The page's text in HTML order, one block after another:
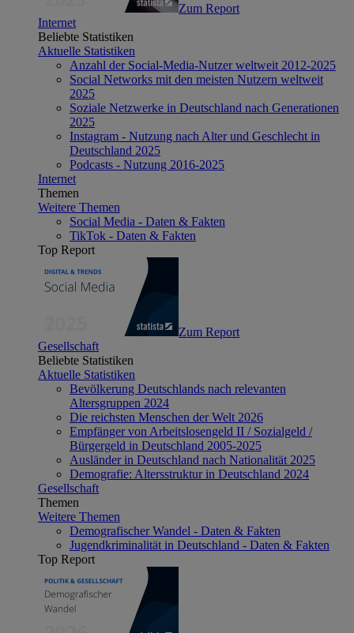
Zum Report
Internet
Beliebte Statistiken
Aktuelle Statistiken
Anzahl der Social-Media-Nutzer weltweit 2012-2025
Social Networks mit den meisten Nutzern weltweit
2025
Soziale Netzwerke in Deutschland nach Generationen
2025
Instagram - Nutzung nach Alter und Geschlecht in
Deutschland 2025
Podcasts - Nutzung 2016-2025
Internet
Themen
Weitere Themen
Social Media - Daten & Fakten
TikTok - Daten & Fakten
Top Report
Zum Report
Gesellschaft
Beliebte Statistiken
Aktuelle Statistiken
Bevölkerung Deutschlands nach relevanten
Altersgruppen 2024
Die reichsten Menschen der Welt 2026
Empfänger von Arbeitslosengeld II / Sozialgeld /
Bürgergeld in Deutschland 2005-2025
Ausländer in Deutschland nach Nationalität 2025
Demografie: Altersstruktur in Deutschland 2024
Gesellschaft
Themen
Weitere Themen
Demografischer Wandel - Daten & Fakten
Jugendkriminalität in Deutschland - Daten & Fakten
Top Report